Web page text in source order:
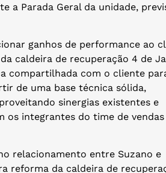
a Parada Geral da unidade,
ganhos de performance ao
caldeira de recuperação 4 de
compartilhada com o cliente
de uma base técnica sólida,
sinergias existentes e
os integrantes do time de
relacionamento entre Suzano e
reforma da caldeira de